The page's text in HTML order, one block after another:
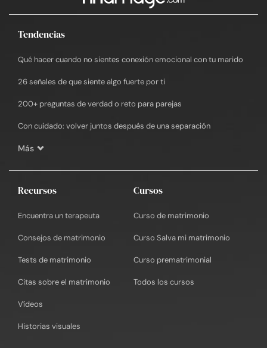
Tendencias
Qué hacer cuando no sientes conexión emocional con tu marido
26 señales de que siente algo fuerte por ti
200+ preguntas de verdad o reto para parejas
Con cuidado: volver juntos después de una separación
Más
Recursos
Encuentra un terapeuta
Consejos de matrimonio
Tests de matrimonio
Citas sobre el matrimonio
Vídeos
Historias visuales
Cursos
Curso de matrimonio
Curso Salva mi matrimonio
Curso prematrimonial
Todos los cursos